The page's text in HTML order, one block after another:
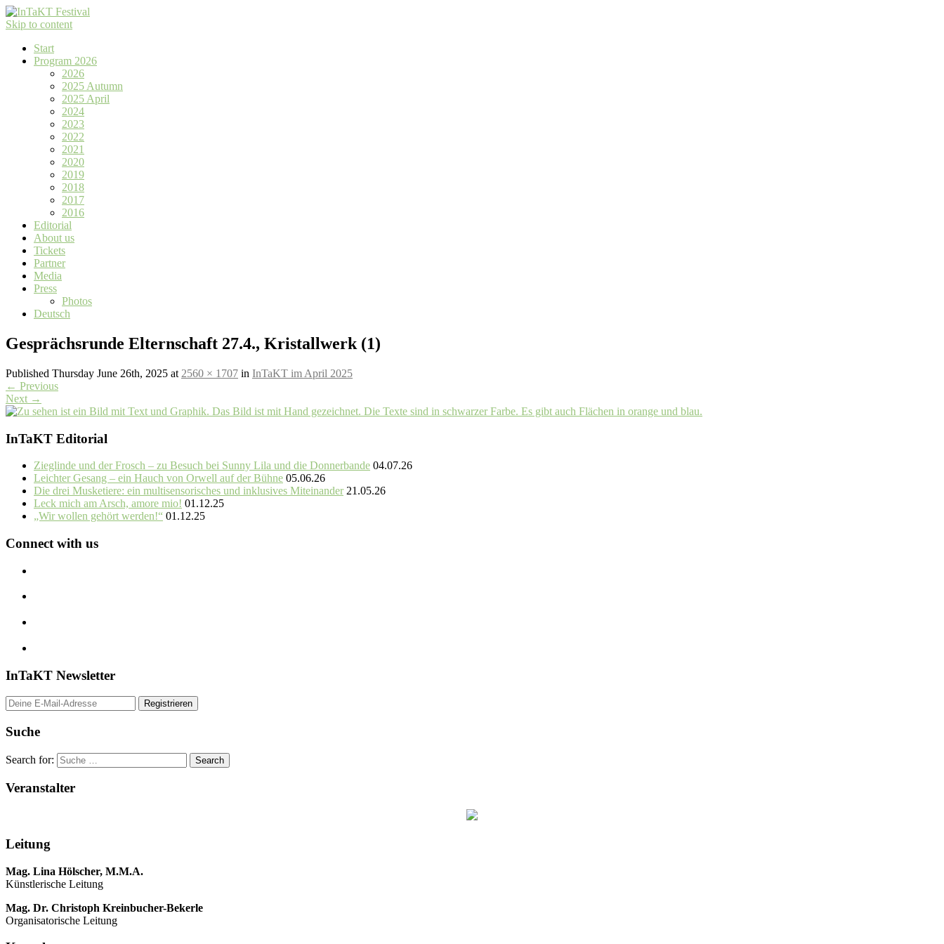
Skip to content
Start
Program 2026
2026
2025 Autumn
2025 April
2024
2023
2022
2021
2020
2019
2018
2017
2016
Editorial
About us
Tickets
Partner
Media
Press
Photos
Deutsch
Gesprächsrunde Elternschaft 27.4., Kristallwerk (1)
Published Thursday June 26th, 2025 at 2560 × 1707 in InTaKT im April 2025
← Previous
Next →
InTaKT Editorial
Zieglinde und der Frosch – zu Besuch bei Sunny Lila und die Donnerbande 04.07.26
Leichter Gesang – ein Hauch von Orwell auf der Bühne 05.06.26
Die drei Musketiere: ein multisensorisches und inklusives Miteinander 21.05.26
Leck mich am Arsch, amore mio! 01.12.25
„Wir wollen gehört werden!“ 01.12.25
Connect with us
InTaKT Newsletter
Suche
Search for:
Veranstalter
Leitung
Mag. Lina Hölscher, M.M.A.
Künstlerische Leitung
Mag. Dr. Christoph Kreinbucher-Bekerle
Organisatorische Leitung